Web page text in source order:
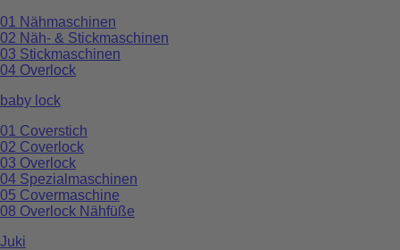
01 Nähmaschinen
02 Näh- & Stickmaschinen
03 Stickmaschinen
04 Overlock
baby lock
01 Coverstich
02 Coverlock
03 Overlock
04 Spezialmaschinen
05 Covermaschine
08 Overlock Nähfüße
Juki